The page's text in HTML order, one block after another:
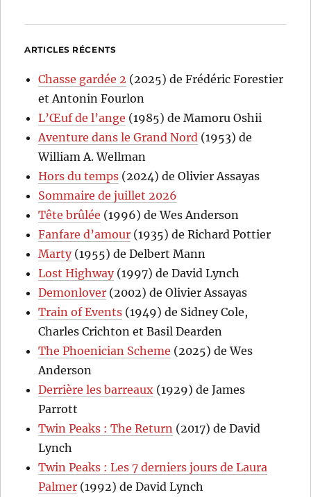
ARTICLES RÉCENTS
Chasse gardée 2 (2025) de Frédéric Forestier
et Antonin Fourlon
L’Œuf de l’ange (1985) de Mamoru Oshii
Aventure dans le Grand Nord (1953) de
William A. Wellman
Hors du temps (2024) de Olivier Assayas
Sommaire de juillet 2026
Tête brûlée (1996) de Wes Anderson
Fanfare d’amour (1935) de Richard Pottier
Marty(1955) de Delbert Mann
Lost Highway(1997) de David Lynch
Demonlover (2002) de Olivier Assayas
Train of Events (1949) de Sidney Cole,
Charles Crichton et Basil Dearden
The Phoenician Scheme (2025) de Wes
Anderson
Derrière les barreaux (1929) de James
Parrott
Twin Peaks : The Return (2017) de David
Lynch
Twin Peaks : Les 7 derniers jours de Laura
Palmer (1992) de David Lynch